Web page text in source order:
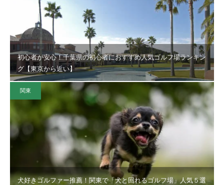
初心者が安心！千葉県の初心者におすすめ人気ゴルフ場ランキン
グ【東京から近い】
関東
犬好きゴルファー推薦！関東で「犬と回れるゴルフ場」人気５選